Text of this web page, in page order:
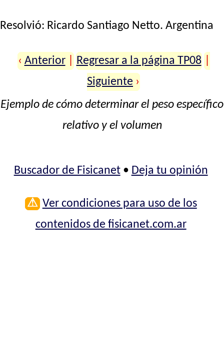
Resolvió: Ricardo Santiago Netto. Argentina
‹ Anterior Regresar a la página TP08
Siguiente ›
Ejemplo de cómo determinar el peso específico
relativo y el volumen
Buscador de Fisicanet• Deja tu opinión
⚠ Ver condiciones para uso de los
contenidos de fisicanet.com.ar